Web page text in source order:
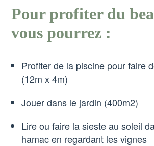
Pour profiter du
vous pourrez :
Profiter de la piscine pour faire
(12m x 4m)
Jouer dans le jardin (400m2)
Lire ou faire la sieste au soleil
hamac en regardant les vignes